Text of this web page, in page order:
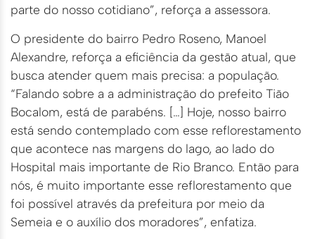
parte do nosso cotidiano”, reforça a assessora.
O presidente do bairro Pedro Roseno, Manoel
Alexandre, reforça a eficiência da gestão atual, que
busca atender quem mais precisa: a população.
“Falando sobre a a administração do prefeito Tião
Bocalom, está de parabéns. […] Hoje, nosso bairro
está sendo contemplado com esse reflorestamento
que acontece nas margens do lago, ao lado do
Hospital mais importante de Rio Branco. Então para
nós, é muito importante esse reflorestamento que
foi possível através da prefeitura por meio da
Semeia e o auxílio dos moradores”, enfatiza.